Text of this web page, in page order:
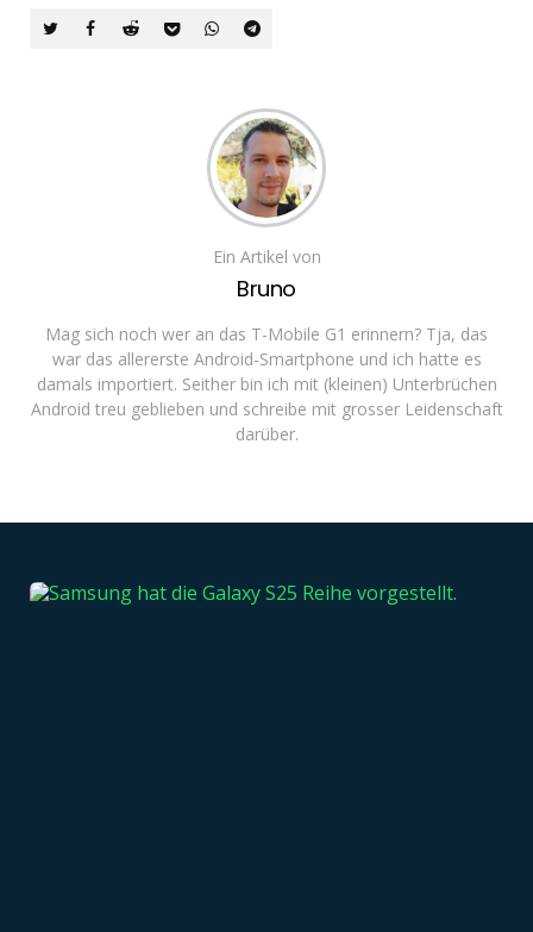
Ein Artikel von
Bruno
Mag sich noch wer an das T-Mobile G1 erinnern? Tja, das
war das allererste Android-Smartphone und ich hatte es
damals importiert. Seither bin ich mit (kleinen) Unterbrüchen
Android treu geblieben und schreibe mit grosser Leidenschaft
darüber.